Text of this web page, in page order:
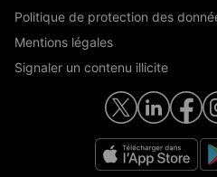
Politique de protection des
Mentions légales
Signaler un contenu illicite